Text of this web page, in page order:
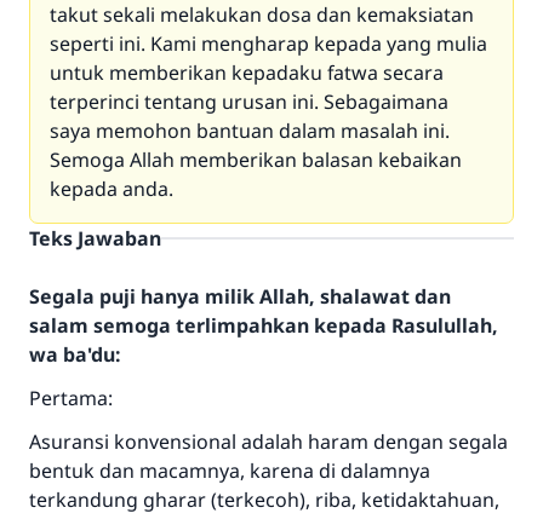
takut sekali melakukan dosa dan kemaksiatan
seperti ini. Kami mengharap kepada yang mulia
untuk memberikan kepadaku fatwa secara
terperinci tentang urusan ini. Sebagaimana
saya memohon bantuan dalam masalah ini.
Semoga Allah memberikan balasan kebaikan
kepada anda.
Teks Jawaban
Segala puji hanya milik Allah, shalawat dan
salam semoga terlimpahkan kepada Rasulullah,
wa ba'du:
Pertama:
Asuransi konvensional adalah haram dengan segala
bentuk dan macamnya, karena di dalamnya
terkandung gharar (terkecoh), riba, ketidaktahuan,